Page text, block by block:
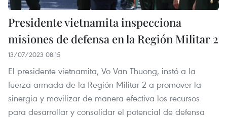
Presidente vietnamita inspecciona
misiones de defensa en la Región Militar 2
13/07/2023 08:15
El presidente vietnamita, Vo Van Thuong, instó a la
fuerza armada de la Región Militar 2 a promover la
sinergia y movilizar de manera efectiva los recursos
para desarrollar y consolidar el potencial de defensa